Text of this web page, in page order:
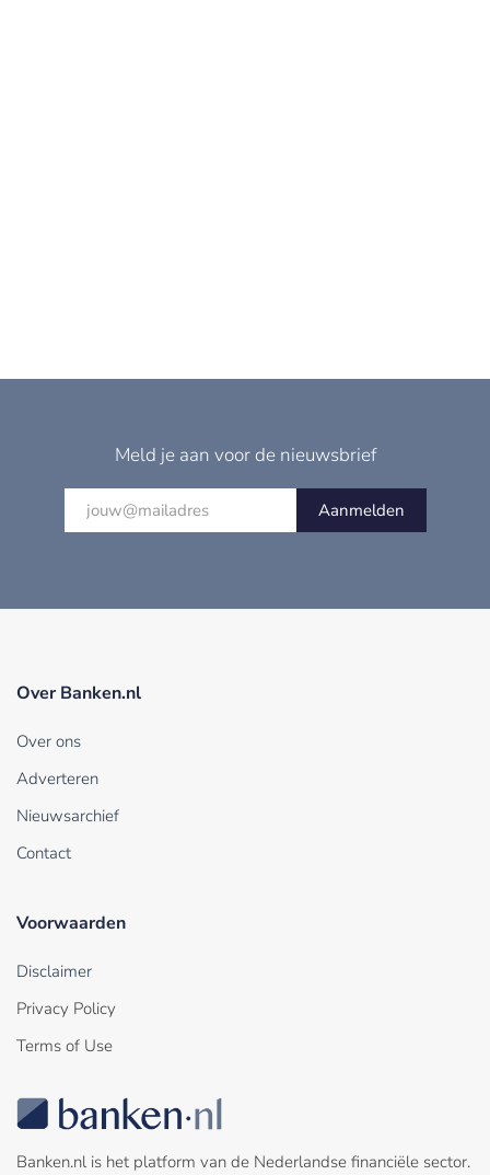
Meld je aan voor de nieuwsbrief
Aanmelden
Over Banken.nl
Over ons
Adverteren
Nieuwsarchief
Contact
Voorwaarden
Disclaimer
Privacy Policy
Terms of Use
Banken.nl is het platform van de Nederlandse financiële sector.